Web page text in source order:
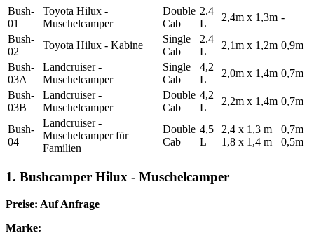
Bush-
01
Toyota Hilux -
Muschelcamper
Double
Cab
2.4
L
2,4m x 1,3m -
Bush-
02
Toyota Hilux - Kabine
Single
Cab
2.4
L
2,1m x 1,2m 0,9m
Bush-
03A
Landcruiser -
Muschelcamper
Single
Cab
4,2
L
2,0m x 1,4m 0,7m
Bush-
03B
Landcruiser -
Muschelcamper
Double
Cab
4,2
L
2,2m x 1,4m 0,7m
Bush-
04
Landcruiser -
Muschelcamper für
Familien
Double
Cab
4,5
L
2,4 x 1,3 m
1,8 x 1,4 m
0,7m
0,5m
1. Bushcamper Hilux - Muschelcamper
Preise: Auf Anfrage
Marke: